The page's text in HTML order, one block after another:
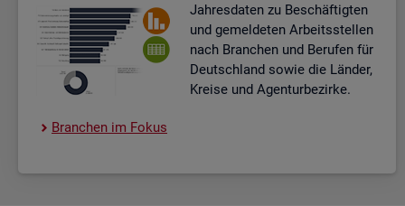
Jah­res­da­ten zu Be­schäf­tig­ten
und ge­mel­de­ten Ar­beits­stel­len
nach Bran­chen und Be­ru­fen für
Deutsch­land sowie die Län­der,
Krei­se und Agen­tur­be­zir­ke.
Bran­chen im Fokus